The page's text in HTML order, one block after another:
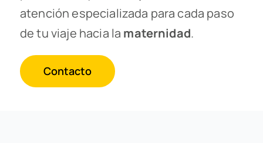
atención especializada para cada paso
de tu viaje hacia la maternidad.
Contacto